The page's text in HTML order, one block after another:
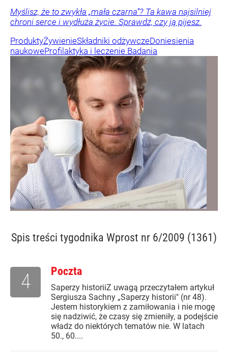
Myślisz, że to zwykła „mała czarna”? Ta kawa najsilniej
chroni serce i wydłuża życie. Sprawdź, czy ją pijesz.
ProduktyŻywienieSkładniki odżywczeDoniesienia
naukoweProfilaktyka i leczenie Badania
Spis treści tygodnika Wprost nr 6/2009 (1361)
Poczta
Saperzy historiiZ uwagą przeczytałem artykuł
Sergiusza Sachny „Saperzy historii" (nr 48).
Jestem historykiem z zamiłowania i nie mogę
się nadziwić, że czasy się zmieniły, a podejście
władz do niektórych tematów nie. W latach
50., 60....
4